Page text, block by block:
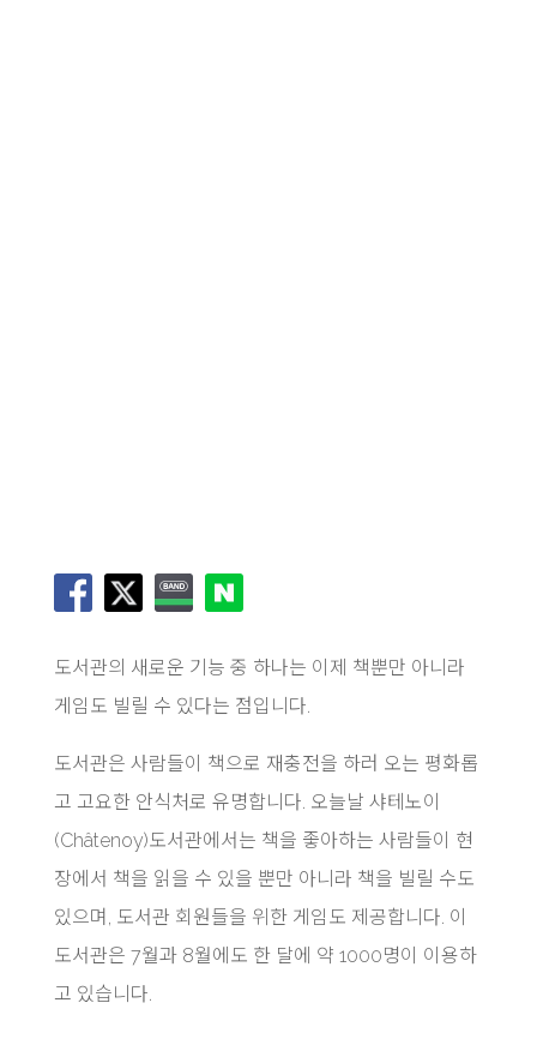
도서관의 새로운 기능 중 하나는 이제 책뿐만 아니라
게임도 빌릴 수 있다는 점입니다.
도서관은 사람들이 책으로 재충전을 하러 오는 평화롭
고 고요한 안식처로 유명합니다. 오늘날 샤테노이
(Châtenoy)도서관에서는 책을 좋아하는 사람들이 현
장에서 책을 읽을 수 있을 뿐만 아니라 책을 빌릴 수도
있으며, 도서관 회원들을 위한 게임도 제공합니다. 이
도서관은 7월과 8월에도 한 달에 약 1000명이 이용하
고 있습니다.